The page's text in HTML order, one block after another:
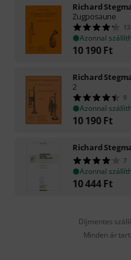
Richard
Zugposaune
13
Azonnal
10 190 Ft
Richard
2
9
Azonnal
10 190 Ft
Richard
7
Azonnal
10 444 Ft
Díjmentes
Minden ár